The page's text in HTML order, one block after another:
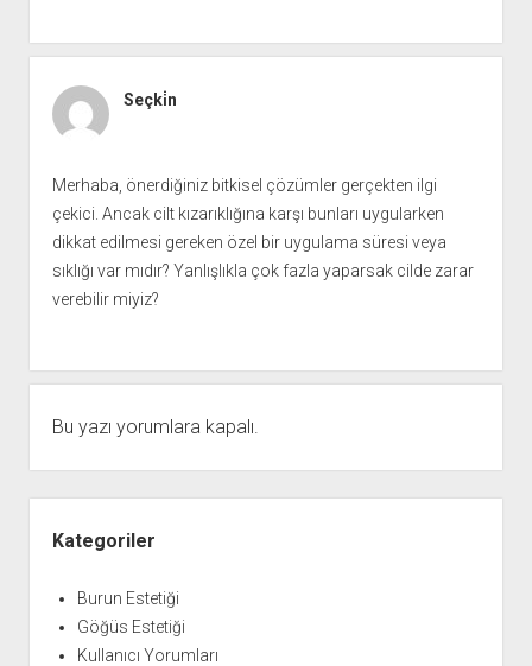
Seçki̇n
Merhaba, önerdiğiniz bitkisel çözümler gerçekten ilgi
çekici. Ancak cilt kızarıklığına karşı bunları uygularken
dikkat edilmesi gereken özel bir uygulama süresi veya
sıklığı var mıdır? Yanlışlıkla çok fazla yaparsak cilde zarar
verebilir miyiz?
Bu yazı yorumlara kapalı.
Menü
Kategoriler
Burun Estetiği
Göğüs Estetiği
Kullanıcı Yorumları